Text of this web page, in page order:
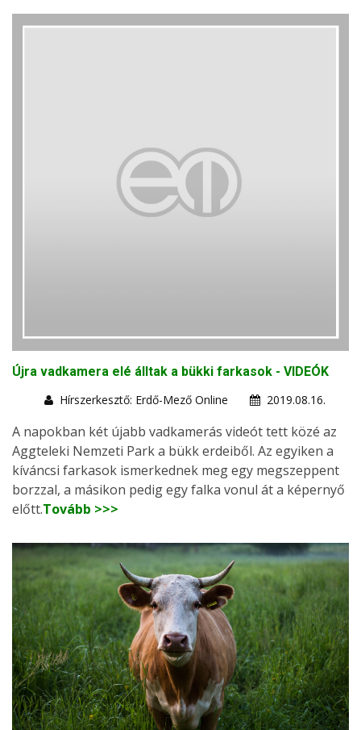
Újra vadkamera elé álltak a bükki farkasok - VIDEÓK
Hírszerkesztő: Erdő-Mező Online
2019.08.16.
A napokban két újabb vadkamerás videót tett közé az
Aggteleki Nemzeti Park a bükk erdeiből. Az egyiken a
kíváncsi farkasok ismerkednek meg egy megszeppent
borzzal, a másikon pedig egy falka vonul át a képernyő
előtt.Tovább >>>